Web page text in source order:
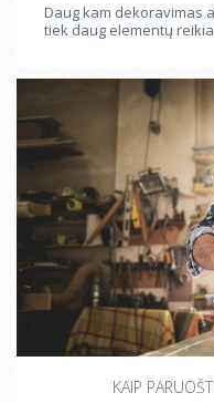
Daug kam dekoravimas
tiek daug elementų
KAIP